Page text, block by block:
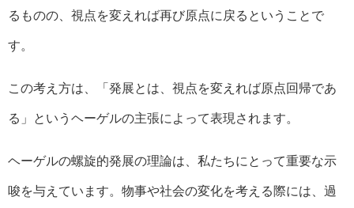
るものの、視点を変えれば再び原点に戻るということで
す。
この考え方は、「発展とは、視点を変えれば原点回帰であ
る」というヘーゲルの主張によって表現されます。
ヘーゲルの螺旋的発展の理論は、私たちにとって重要な示
唆を与えています。物事や社会の変化を考える際には、過